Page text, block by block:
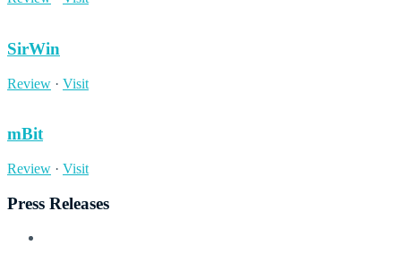
SirWin
Review · Visit
mBit
Review · Visit
Press Releases